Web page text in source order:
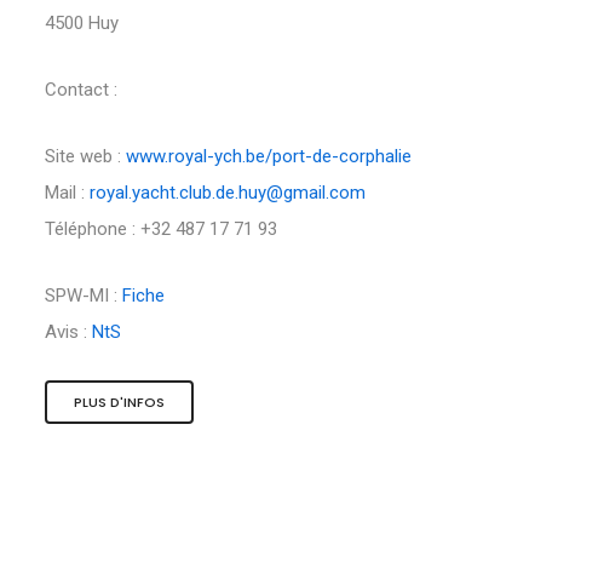
4500 Huy
Contact :
Site web : www.royal-ych.be/port-de-corphalie
Mail : royal.yacht.club.de.huy@gmail.com
Téléphone : +32 487 17 71 93
SPW-MI : Fiche
Avis : NtS
PLUS D'INFOS